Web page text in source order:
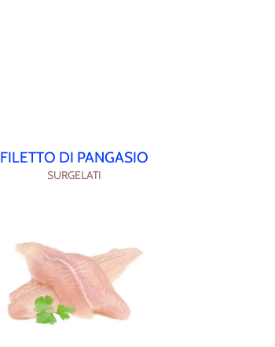
FILETTO DI PANGASIO
SURGELATI